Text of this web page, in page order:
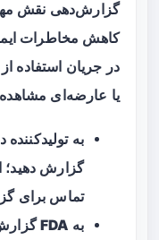
گزارش‌دهی نقش
کاهش مخاطرات
در جریان استفاده
یا عارضه‌ای
گزارش دهید؛
تماس برای
به FDAگزارش